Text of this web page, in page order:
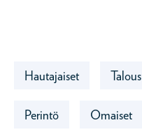
Hautajaiset Talous
Perintö Omaiset